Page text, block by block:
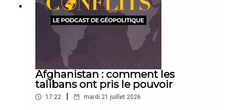
Afghanistan : comment les
talibans ont pris le pouvoir
17:22 mardi 21 juillet 2026